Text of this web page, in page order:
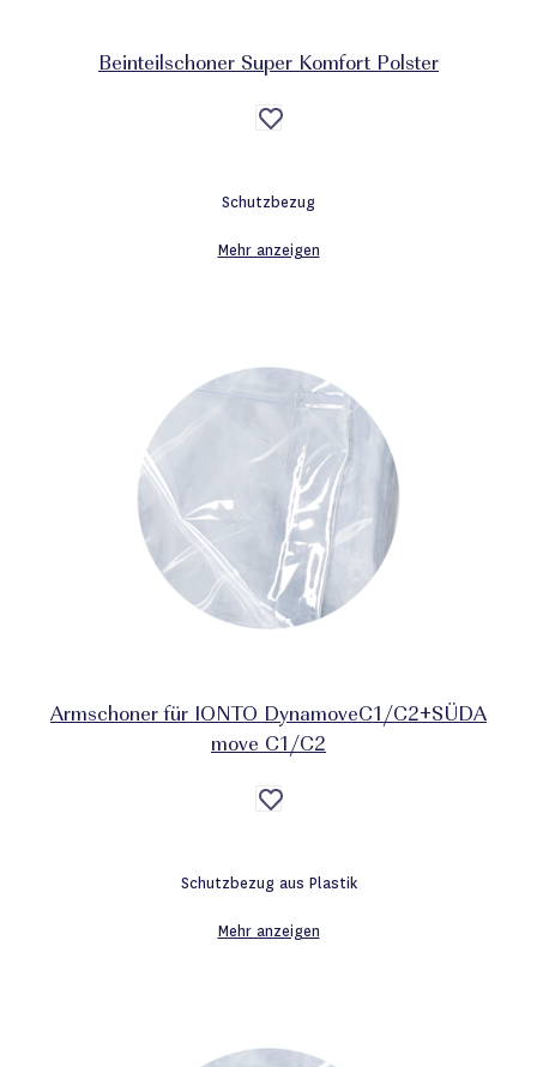
Beinteilschoner Super Komfort Polster
Auf
die
Schutzbezug
Mehr anzeigen
Armschoner für IONTO DynamoveC1/C2+SÜDA
move C1/C2
Auf
die
Schutzbezug aus Plastik
Mehr anzeigen